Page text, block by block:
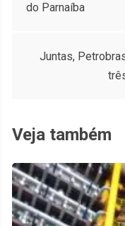
Post
do Parnaíba
Juntas,
Veja também